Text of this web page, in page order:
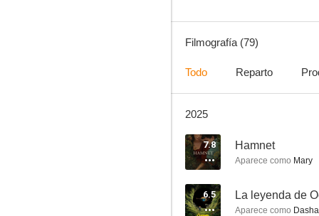
Filmografía (79)
Todo Reparto
2025
7.8 Hamnet
Aparece como Mary
6.5 La leyenda de
Aparece como Dasha